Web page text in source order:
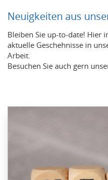
Neuigkeiten aus
Bleiben Sie up-to-date! Hier
aktuelle Geschehnisse in
Arbeit.
Besuchen Sie auch gern